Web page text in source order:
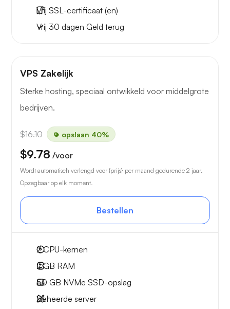
Vrij SSL-certificaat (en)
Vrij 30 dagen Geld terug
VPS Zakelijk
Sterke hosting, speciaal ontwikkeld voor middelgrote
bedrijven.
$16.10 opslaan 40%
$9.78 /voor
Wordt automatisch verlengd voor {prijs} per maand gedurende 2 jaar.
Opzegbaar op elk moment.
Bestellen
2CPU-kernen
2 GB RAM
50 GB NVMe SSD-opslag
Beheerde server